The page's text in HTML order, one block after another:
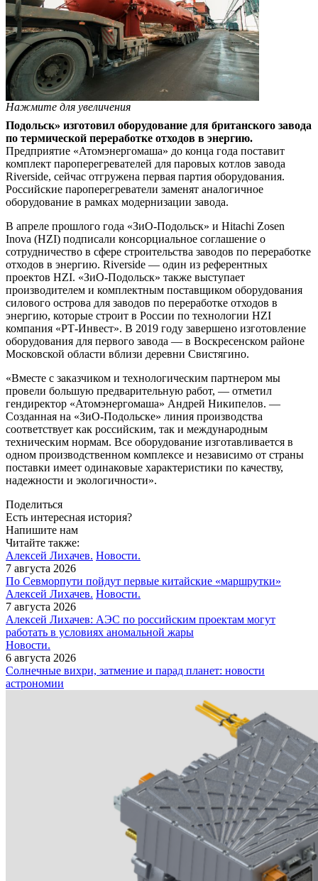
Нажмите для увеличения
Подольск» изготовил оборудование для британского завода
по термической переработке отходов в энергию.
Предприятие «Атомэнергомаша» до конца года поставит
комплект пароперегревателей для паровых котлов завода
Riverside, сейчас отгружена первая партия оборудования.
Российские пароперегреватели заменят аналогичное
оборудование в рамках модернизации завода.
В апреле прошлого года «ЗиО-Подольск» и Hitachi Zosen
Inova (HZI) подписали консорциальное соглашение о
сотрудничество в сфере строительства заводов по переработке
отходов в энергию. Riverside — один из референтных
проектов HZI. «ЗиО-Подольск» также выступает
производителем и комплектным поставщиком оборудования
силового острова для заводов по переработке отходов в
энергию, которые строит в России по технологии HZI
компания «РТ-Инвест». В 2019 году завершено изготовление
оборудования для первого завода — в Воскресенском районе
Московской области вблизи деревни Свистягино.
«Вместе с заказчиком и технологическим партнером мы
провели большую предварительную работ, — отметил
гендиректор «Атомэнергомаша» Андрей Никипелов. —
Созданная на «ЗиО-Подольске» линия производства
соответствует как российским, так и международным
техническим нормам. Все оборудование изготавливается в
одном производственном комплексе и независимо от страны
поставки имеет одинаковые характеристики по качеству,
надежности и экологичности».
Поделиться
Есть интересная история?
Напишите нам
Читайте также:
Алексей Лихачев. Новости.
7 августа 2026
По Севморпути пойдут первые китайские «маршрутки»
Алексей Лихачев. Новости.
7 августа 2026
Алексей Лихачев: АЭС по российским проектам могут
работать в условиях аномальной жары
Новости.
6 августа 2026
Солнечные вихри, затмение и парад планет: новости
астрономии